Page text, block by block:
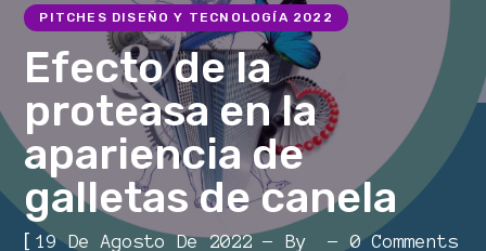
PITCHES DISEÑO Y TECNOLOGÍA 2022
Efecto de la
proteasa en la
apariencia de
galletas de canela
[19 De Agosto De 2022 By 0 Comments